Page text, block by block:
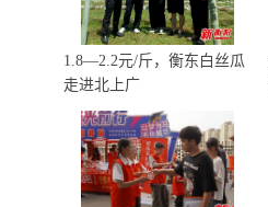
1.8—2.2元/斤，衡东白丝瓜
走进北上广